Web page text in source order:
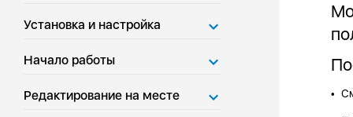
Установка и настройка
Начало работы
Редактирование на месте •